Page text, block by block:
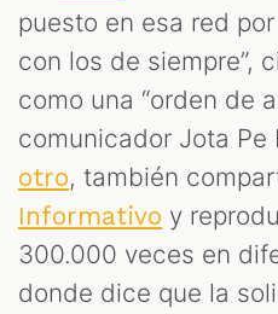
puesto en esa red
con los de siempre”,
como una “orden de
comunicador Jota Pe
otro, también
Informativo y
300.000 veces en
donde dice que la